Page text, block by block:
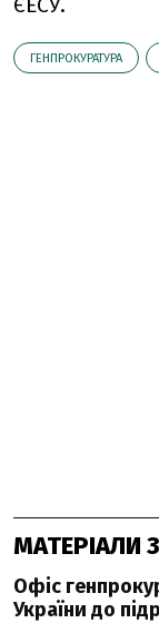
ГЕНПРОКУРАТУРА
МАТЕРІАЛИ
Офіс
України до